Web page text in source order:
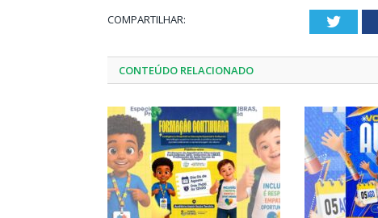
COMPARTILHAR:
CONTEÚDO RELACIONADO